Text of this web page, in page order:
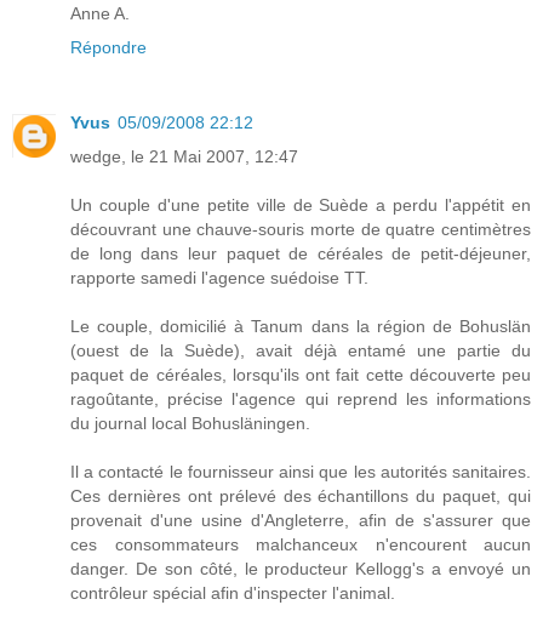
Anne A.
Répondre
Yvus 05/09/2008 22:12
wedge, le 21 Mai 2007, 12:47
Un couple d'une petite ville de Suède a perdu l'appétit en
découvrant une chauve-souris morte de quatre centimètres
de long dans leur paquet de céréales de petit-déjeuner,
rapporte samedi l'agence suédoise TT.
Le couple, domicilié à Tanum dans la région de Bohuslän
(ouest de la Suède), avait déjà entamé une partie du
paquet de céréales, lorsqu'ils ont fait cette découverte peu
ragoûtante, précise l'agence qui reprend les informations
du journal local Bohusläningen.
Il a contacté le fournisseur ainsi que les autorités sanitaires.
Ces dernières ont prélevé des échantillons du paquet, qui
provenait d'une usine d'Angleterre, afin de s'assurer que
ces consommateurs malchanceux n'encourent aucun
danger. De son côté, le producteur Kellogg's a envoyé un
contrôleur spécial afin d'inspecter l'animal.